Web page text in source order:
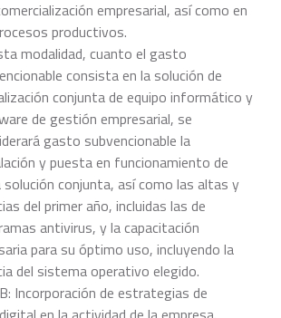
empresarial, así como en
productivos.
modalidad, cuanto el gasto
consista en la solución de
conjunta de equipo informático y
de gestión empresarial, se
gasto subvencionable la
y puesta en funcionamiento de
solución conjunta, así como las altas y
del primer año, incluidas las de
antivirus, y la capacitación
para su óptimo uso, incluyendo la
del sistema operativo elegido.
Incorporación de estrategias de